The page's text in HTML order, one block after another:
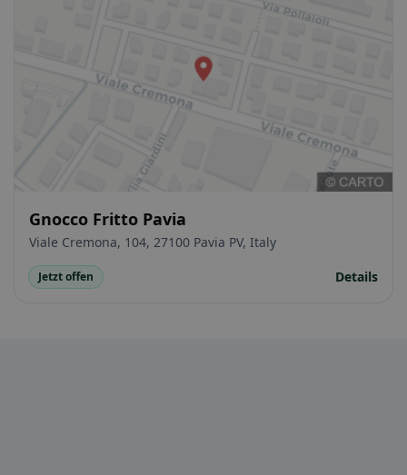
Gnocco Fritto Pavia
Viale Cremona, 104, 27100 Pavia PV, Italy
Jetzt offen Details